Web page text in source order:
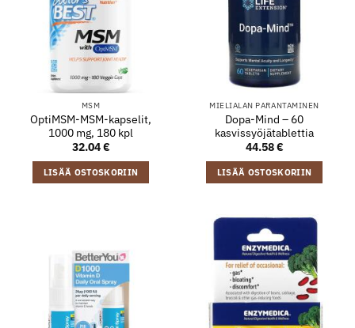
MSM
OptiMSM-MSM-kapselit,
1000 mg, 180 kpl
32.04€
LISÄÄ OSTOSKORIIN
MIELIALAN PARANTAMINEN
Dopa-Mind – 60
kasvissyöjätablettia
44.58€
LISÄÄ OSTOSKORIIN